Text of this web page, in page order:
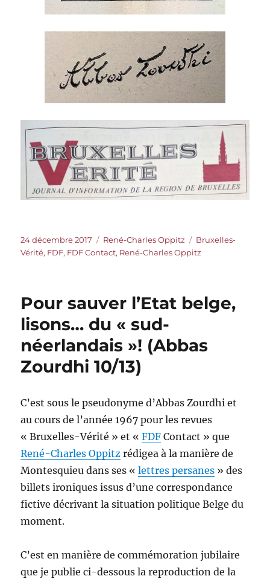
Publié
le
24 décembre 2017 Catégories
René-Charles Oppitz Étiquettes
Bruxelles-
Vérité, FDF, FDF Contact, René-Charles Oppitz
Pour sauver l’Etat belge,
lisons… du « sud-
néerlandais »! (Abbas
Zourdhi 10/13)
C’est sous le pseudonyme d’Abbas Zourdhi et
au cours de l’année 1967 pour les revues
« Bruxelles-Vérité » et «FDF Contact » que
René-Charles Oppitz rédigea à la manière de
Montesquieu dans ses «lettres persanes » des
billets ironiques issus d’une correspondance
fictive décrivant la situation politique Belge du
moment.
C’est en manière de commémoration jubilaire
que je publie ci-dessous la reproduction de la